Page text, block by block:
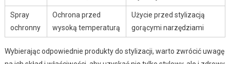
Spray
ochronny
Ochrona przed
wysoką temperaturą
Użycie przed stylizacją
gorącymi narzędziami
Wybierając odpowiednie produkty do stylizacji, warto zwrócić uwagę